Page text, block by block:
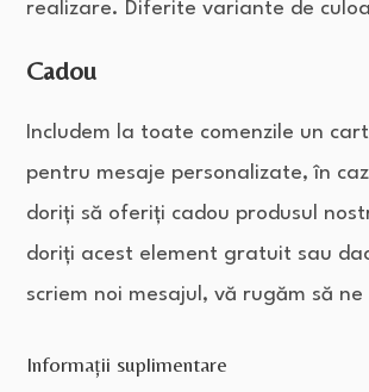
realizare. Diferite variante de
Cadou
Includem la toate comenzile un
pentru mesaje personalizate, în
doriți să oferiți cadou produsul
doriți acest element gratuit sau
scriem noi mesajul, vă rugăm să
Informații suplimentare